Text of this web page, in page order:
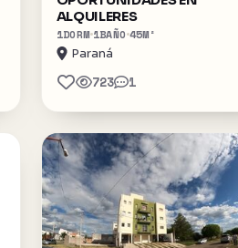
ALQUILERES
1DORM 1BAÑO 45M²
Paraná
723 1